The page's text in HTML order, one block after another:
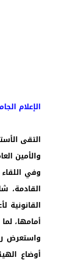
الإعلام
التقى
والأمين
وفي
القادمة،
أمامها،
واستعرض
أوضاع